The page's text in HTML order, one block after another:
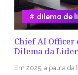
Chief AI Officer
Dilema da
dilema de
Em 2025, a pauta